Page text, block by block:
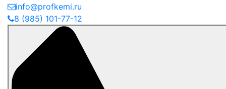
info@profkemi.ru
8 (985) 101-77-12